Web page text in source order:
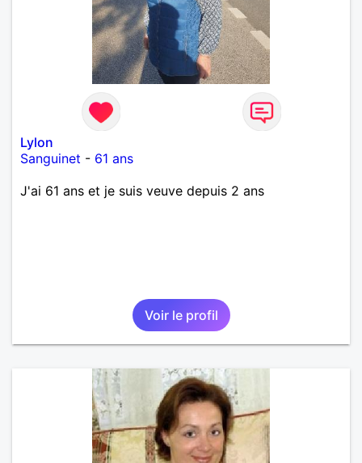
Lylon
Sanguinet - 61 ans
J'ai 61 ans et je suis veuve depuis 2 ans
Voir le profil